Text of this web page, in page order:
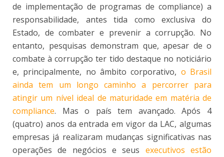
de implementação de programas de compliance) a
responsabilidade, antes tida como exclusiva do
Estado, de combater e prevenir a corrupção. No
entanto, pesquisas demonstram que, apesar de o
combate à corrupção ter tido destaque no noticiário
e, principalmente, no âmbito corporativo, o Brasil
ainda tem um longo caminho a percorrer para
atingir um nível ideal de maturidade em matéria de
compliance. Mas o país tem avançado. Após 4
(quatro) anos da entrada em vigor da LAC, algumas
empresas já realizaram mudanças significativas nas
operações de negócios e seus executivos estão